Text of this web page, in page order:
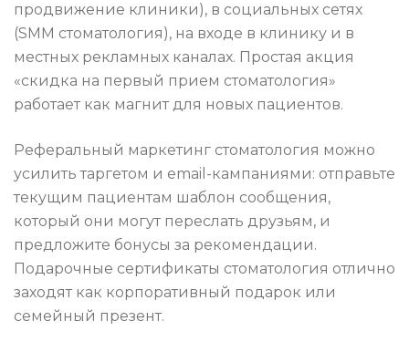
продвижение клиники), в социальных сетях
(SMM стоматология), на входе в клинику и в
местных рекламных каналах. Простая акция
«скидка на первый прием стоматология»
работает как магнит для новых пациентов.
Реферальный маркетинг стоматология можно
усилить таргетом и email-кампаниями: отправьте
текущим пациентам шаблон сообщения,
который они могут переслать друзьям, и
предложите бонусы за рекомендации.
Подарочные сертификаты стоматология отлично
заходят как корпоративный подарок или
семейный презент.